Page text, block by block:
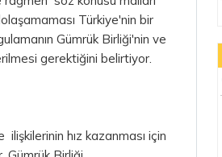
Türkiye'nin bir
Gümrük Birliği'nin ve
gerektiğini belirtiyor.
hız kazanması için